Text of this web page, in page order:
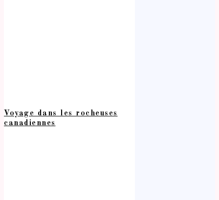
Voyage dans les rocheuses
canadiennes